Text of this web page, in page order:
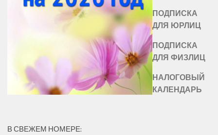
ПОДПИСКА
ДЛЯ ЮРЛИЦ
ПОДПИСКА
ДЛЯ ФИЗЛИЦ
НАЛОГОВЫЙ
КАЛЕНДАРЬ
В СВЕЖЕМ НОМЕРЕ: